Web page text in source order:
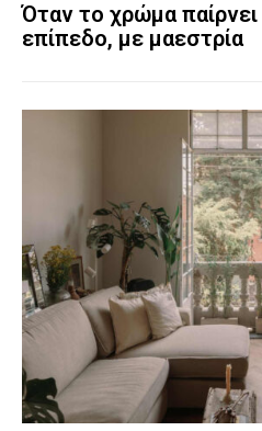
Όταν το χρώμα
επίπεδο, με μαεστρία